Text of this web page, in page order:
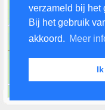
verzameld bij het
Bij het gebruik
akkoord. Meer